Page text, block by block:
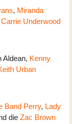
, Miranda
Carrie Underwood
Aldean, Kenny
Urban
Band Perry, Lady
die Zac Brown